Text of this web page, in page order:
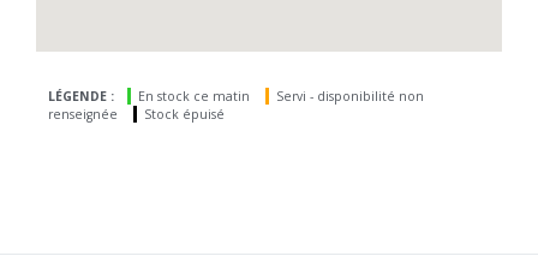
LÉGENDE : En stock ce matin
Servi - disponibilité non
renseignée
Stock épuisé